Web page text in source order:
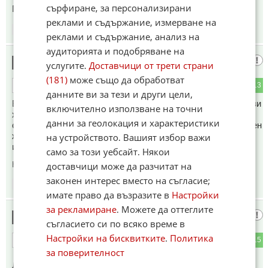
Продължаваме напред
10.02.2026
Мемфис
13
ОТГОВОР
Всеки ХИТЪР некадърник в БГ става спортист! Всички тези
хрантутници цял живот получават много пари, скитат по
света безплатно и получават незаслужени премии и охолен
живот барабар с треньори, федерации и каква ли не още
иZмет!
Коментиран от#6
10.02.2026
нннн
15
ОТГОВОР
До коментар
сърфиране, за персонализирани
реклами и съдържание, измерване на
реклами и съдържание, анализ на
аудиторията и подобряване на
услугите.Доставчици от трети страни
(181) може също да обработват
данните ви за тези и други цели,
включително използване на точни
данни за геолокация и характеристики
на устройството. Вашият избор важи
само за този уебсайт. Някои
доставчици може да разчитат на
законен интерес вместо на съгласие;
имате право да възразите в Настройки
за рекламиране. Можете да оттеглите
съгласието си по всяко време в
Настройки на бисквитките. Политика
за поверителност